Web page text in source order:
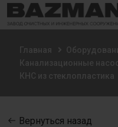
Главная
Канализационные
КНС из стеклопластика
Вернуться назад